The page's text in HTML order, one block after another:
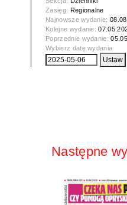
Zasięg: Regionalne
Najnowsze wydanie:
Kolejne wydanie:
Poprzednie wydanie:
Wybierz datę wydania:
Następne